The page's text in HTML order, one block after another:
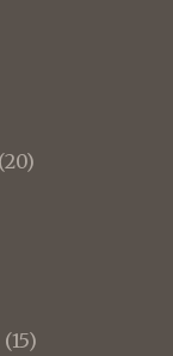
(20)
(15)